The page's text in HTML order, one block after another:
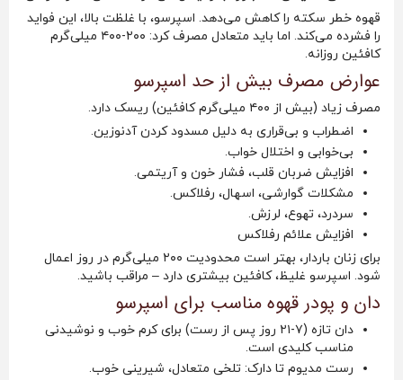
قهوه خطر سکته را کاهش می‌دهد. اسپرسو، با غلظت بالا، این فواید
را فشرده می‌کند. اما باید متعادل مصرف کرد: ۲۰۰-۴۰۰ میلی‌گرم
کافئین روزانه.
عوارض مصرف بیش از حد اسپرسو
مصرف زیاد (بیش از ۴۰۰ میلی‌گرم کافئین) ریسک دارد.
اضطراب و بی‌قراری به دلیل مسدود کردن آدنوزین.
بی‌خوابی و اختلال خواب.
افزایش ضربان قلب، فشار خون و آریتمی.
مشکلات گوارشی، اسهال، رفلاکس.
سردرد، تهوع، لرزش.
افزایش علائم رفلاکس
برای زنان باردار، بهتر است محدودیت ۲۰۰ میلی‌گرم در روز اعمال
شود. اسپرسو غلیظ، کافئین بیشتری دارد – مراقب باشید.
دان و پودر قهوه مناسب برای اسپرسو
دان تازه (۷-۲۱ روز پس از رست) برای کرم خوب و نوشیدنی
مناسب کلیدی است.
رست مدیوم تا دارک: تلخی متعادل، شیرینی خوب.